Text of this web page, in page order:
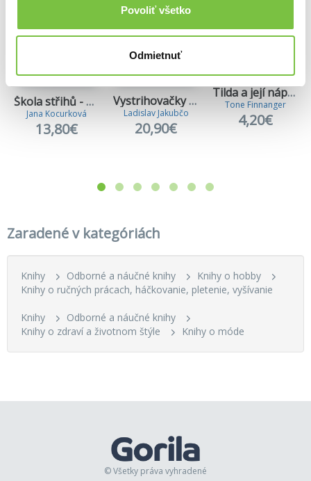
Povoliť všetko
Odmietnuť
Škola střihů - Dámské kalhoty
Jana Kocurková
13,80€
Vystrihovačky pre malých aj veľkých
Ladislav Jakubčo
20,90€
Tilda a její nápady
Tone Finnanger
4,20€
Zaradené v kategóriách
Knihy Odborné a náučné knihy
Knihy o hobby
Knihy o ručných prácach, háčkovanie, pletenie, vyšívanie
Knihy
Odborné a náučné knihy
Knihy o zdraví a životnom štýle
Knihy o móde
© Všetky práva vyhradené